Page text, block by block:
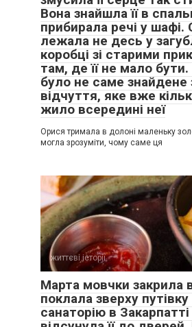
Вона знайшла її в
прибирала речі у шафі.
лежала не десь у
коробці зі старими
там, де її не мало
було не саме знайдене
відчуття, яке вже
жило всередині неї
Орися тримала в долоні маленьку
могла зрозуміти, чому саме ця
життєві історії
Марта мовчки закрила
поклала зверху
санаторію в